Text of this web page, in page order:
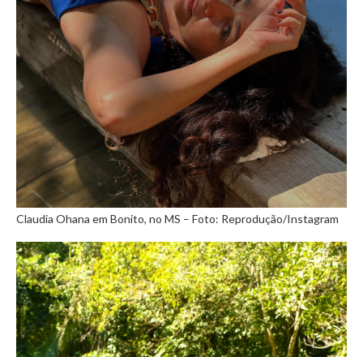
Claudia Ohana em Bonito, no MS – Foto: Reprodução/Instagram